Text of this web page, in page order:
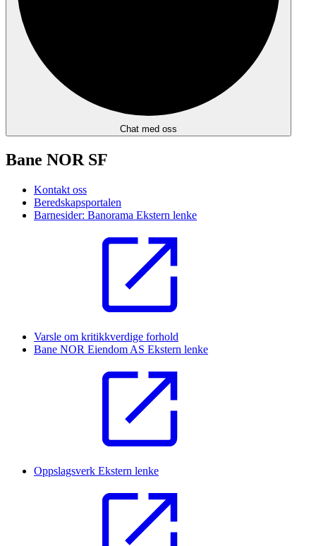
Chat med oss
Bane NOR SF
Kontakt oss
Beredskapsportalen
Barnesider: Banorama Ekstern lenke
Varsle om kritikkverdige forhold
Bane NOR Eiendom AS Ekstern lenke
Oppslagsverk Ekstern lenke